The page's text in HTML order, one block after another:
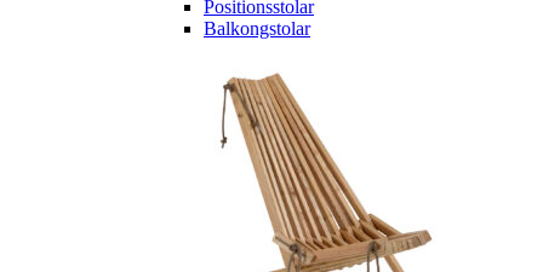
Positionsstolar
Balkongstolar